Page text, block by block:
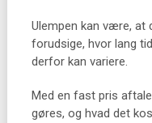
Ulempen kan være,
forudsige, hvor lang
derfor kan variere.
Med en fast pris
gøres, og hvad det